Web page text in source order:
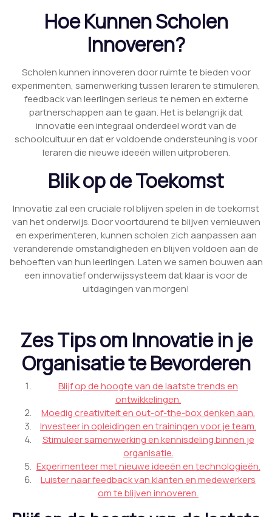
Hoe Kunnen Scholen
Innoveren?
Scholen kunnen innoveren door ruimte te bieden voor
experimenten, samenwerking tussen leraren te stimuleren,
feedback van leerlingen serieus te nemen en externe
partnerschappen aan te gaan. Het is belangrijk dat
innovatie een integraal onderdeel wordt van de
schoolcultuur en dat er voldoende ondersteuning is voor
leraren die nieuwe ideeën willen uitproberen.
Blik op de Toekomst
Innovatie zal een cruciale rol blijven spelen in de toekomst
van het onderwijs. Door voortdurend te blijven vernieuwen
en experimenteren, kunnen scholen zich aanpassen aan
veranderende omstandigheden en blijven voldoen aan de
behoeften van hun leerlingen. Laten we samen bouwen aan
een innovatief onderwijssysteem dat klaar is voor de
uitdagingen van morgen!
Zes Tips om Innovatie in je
Organisatie te Bevorderen
Blijf op de hoogte van de laatste trends en
ontwikkelingen.
Moedig creativiteit en out-of-the-box denken aan.
Investeer in opleidingen en trainingen voor je team.
Stimuleer samenwerking en kennisdeling binnen je
organisatie.
Experimenteer met nieuwe ideeën en technologieën.
Luister naar feedback van klanten en medewerkers
om te blijven innoveren.